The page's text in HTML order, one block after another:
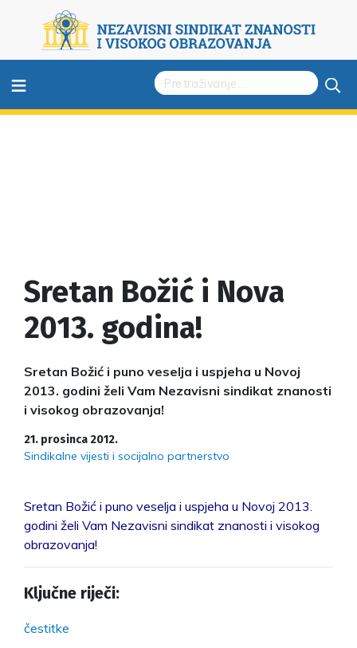
≡
Sretan Božić i Nova
2013. godina!
Sretan Božić i puno veselja i uspjeha u Novoj
2013. godini želi Vam Nezavisni sindikat znanosti
i visokog obrazovanja!
21. prosinca 2012.
Sindikalne vijesti i socijalno partnerstvo
Sretan Božić i puno veselja i uspjeha u Novoj 2013.
godini želi Vam Nezavisni sindikat znanosti i visokog
obrazovanja!
Ključne riječi:
čestitke